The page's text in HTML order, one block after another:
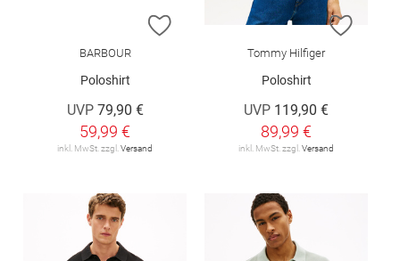
ZUR WUNSCHLISTE HINZUFÜGEN
BARBOUR
Poloshirt
UVP 79,90 €
59,99 €
inkl. MwSt. zzgl. Versand
ZUR
Tommy Hilfiger
Poloshirt
UVP 119,90 €
89,99 €
inkl. MwSt. zzgl. Versand